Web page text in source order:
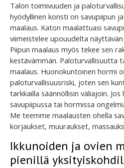
Talon toimivuuden ja
hyödyllinen konsti on savupiipun
maalaus. Katon maalattuasi
viimeistelee upouudelta
Piipun maalaus myös tekee sen
kestävämmän. Paloturvallisuutta
maalaus. Huonokuntoinen hormi
paloturvallisuusriski, joten sen
tarkkailla säännöllisin väliajoin.
savupiipussa tai hormissa
Me teemme maalausten ohella
korjaukset, muuraukset,
Ikkunoiden ja ovien
pienillä